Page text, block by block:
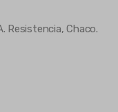
Resistencia, Chaco.